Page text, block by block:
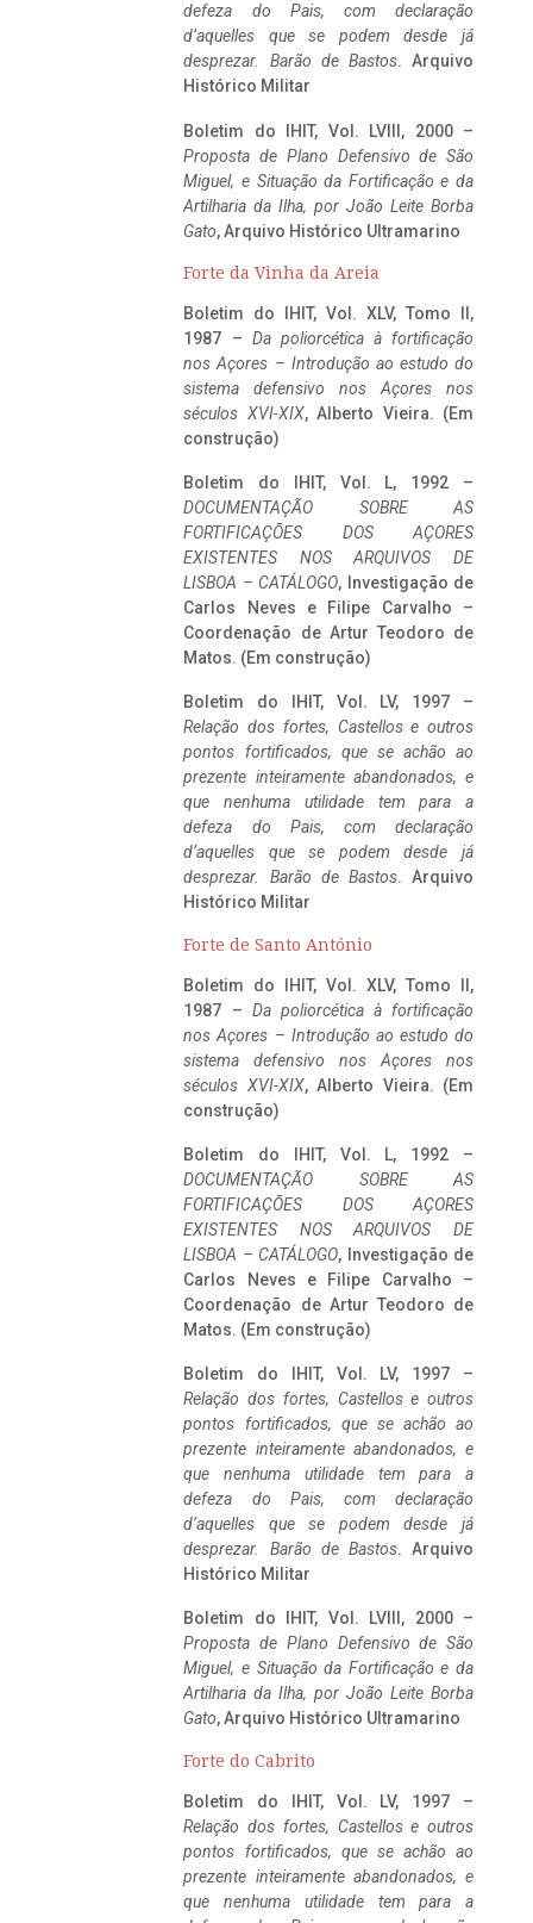
defeza do Pais, com declaração
d’aquelles que se podem desde já
desprezar. Barão de Bastos. Arquivo
Histórico Militar
Boletim do IHIT, Vol. LVIII, 2000 –
Proposta de Plano Defensivo de São
Miguel, e Situação da Fortificação e da
Artilharia da Ilha, por João Leite Borba
Gato, Arquivo Histórico Ultramarino
Forte da Vinha da Areia
Boletim do IHIT, Vol. XLV, Tomo II,
1987 – Da poliorcética à fortificação
nos Açores – Introdução ao estudo do
sistema defensivo nos Açores nos
séculos XVI-XIX, Alberto Vieira. (Em
construção)
Boletim do IHIT, Vol. L, 1992 –
DOCUMENTAÇÃO SOBRE AS
FORTIFICAÇÕES DOS AÇORES
EXISTENTES NOS ARQUIVOS DE
LISBOA – CATÁLOGO, Investigação de
Carlos Neves e Filipe Carvalho –
Coordenação de Artur Teodoro de
Matos. (Em construção)
Boletim do IHIT, Vol. LV, 1997 –
Relação dos fortes, Castellos e outros
pontos fortificados, que se achão ao
prezente inteiramente abandonados, e
que nenhuma utilidade tem para a
defeza do Pais, com declaração
d’aquelles que se podem desde já
desprezar. Barão de Bastos. Arquivo
Histórico Militar
Forte de Santo António
Boletim do IHIT, Vol. XLV, Tomo II,
1987 – Da poliorcética à fortificação
nos Açores – Introdução ao estudo do
sistema defensivo nos Açores nos
séculos XVI-XIX, Alberto Vieira. (Em
construção)
Boletim do IHIT, Vol. L, 1992 –
DOCUMENTAÇÃO SOBRE AS
FORTIFICAÇÕES DOS AÇORES
EXISTENTES NOS ARQUIVOS DE
LISBOA – CATÁLOGO, Investigação de
Carlos Neves e Filipe Carvalho –
Coordenação de Artur Teodoro de
Matos. (Em construção)
Boletim do IHIT, Vol. LV, 1997 –
Relação dos fortes, Castellos e outros
pontos fortificados, que se achão ao
prezente inteiramente abandonados, e
que nenhuma utilidade tem para a
defeza do Pais, com declaração
d’aquelles que se podem desde já
desprezar. Barão de Bastos. Arquivo
Histórico Militar
Boletim do IHIT, Vol. LVIII, 2000 –
Proposta de Plano Defensivo de São
Miguel, e Situação da Fortificação e da
Artilharia da Ilha, por João Leite Borba
Gato, Arquivo Histórico Ultramarino
Forte do Cabrito
Boletim do IHIT, Vol. LV, 1997 –
Relação dos fortes, Castellos e outros
pontos fortificados, que se achão ao
prezente inteiramente abandonados, e
que nenhuma utilidade tem para a